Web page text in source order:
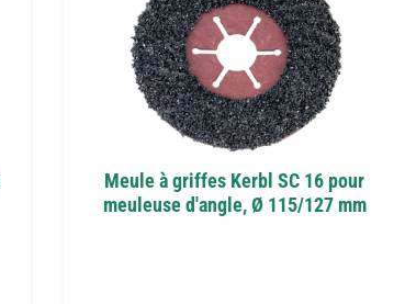
Meule à griffes Kerbl SC 16 pour
meuleuse d'angle, Ø 115/127 mm